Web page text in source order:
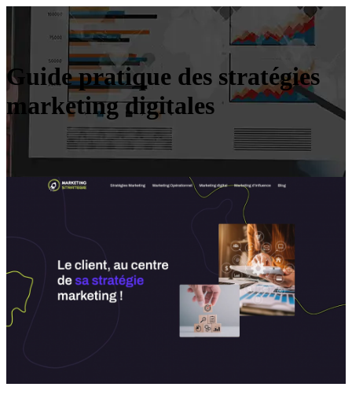
Guide pratique des stratégies
marketing digitales